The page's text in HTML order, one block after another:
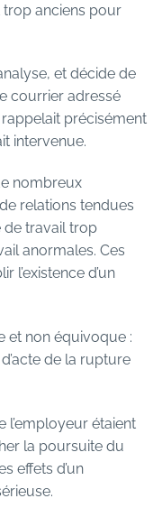
anciens pour
et décide de
courrier adressé
précisément
intervenue.
nombreux
relations tendues
de travail trop
anormales. Ces
l’existence d’un
et non équivoque :
de la rupture
l’employeur étaient
la poursuite du
effets d’un